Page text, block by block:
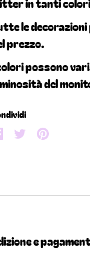
le
prezzo.
possono
del
Condividi
CondividiCondividi
e